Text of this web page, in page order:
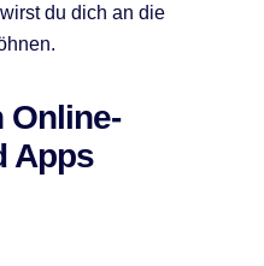
du dich an die
Online-
Apps